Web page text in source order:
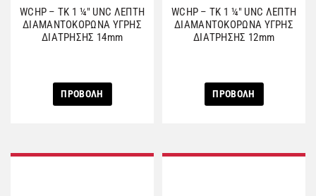
WCHP – TK 1 ¼″ UNC ΛΕΠΤΗ
ΔΙΑΜΑΝΤΟΚΟΡΩΝΑ ΥΓΡΗΣ
ΔΙΑΤΡΗΣΗΣ 14mm
ΠΡΟΒΟΛΗ
WCHP – TK 1 ¼″ UNC ΛΕΠΤΗ
ΔΙΑΜΑΝΤΟΚΟΡΩΝΑ ΥΓΡΗΣ
ΔΙΑΤΡΗΣΗΣ 12mm
ΠΡΟΒΟΛΗ